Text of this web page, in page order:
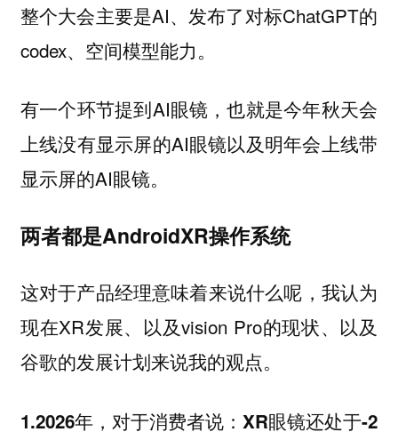
整个大会主要是AI、发布了对标ChatGPT的
codex、空间模型能力。
有一个环节提到AI眼镜，也就是今年秋天会
上线没有显示屏的AI眼镜以及明年会上线带
显示屏的AI眼镜。
两者都是AndroidXR操作系统
这对于产品经理意味着来说什么呢，我认为
现在XR发展、以及vision Pro的现状、以及
谷歌的发展计划来说我的观点。
1.2026年，对于消费者说：XR眼镜还处于-2